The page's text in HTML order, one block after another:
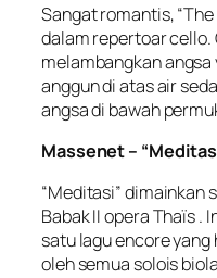
Sangat romantis,
dalam repertoar
melambangkan
anggun di atas air
angsa di bawah
Massenet –
“Meditasi” dimainkan
Babak II opera Thaïs .
satu lagu encore
oleh semua solois